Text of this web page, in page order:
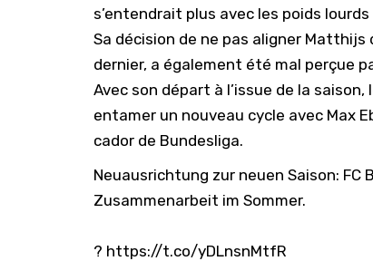
s’entendrait plus avec les poids
Sa décision de ne pas aligner Matthijs
dernier, a également été mal perçue
Avec son départ à l’issue de la
entamer un nouveau cycle avec Max
cador de Bundesliga.
Neuausrichtung zur neuen Saison: FC
Zusammenarbeit im Sommer.
? https://t.co/yDLnsnMtfR